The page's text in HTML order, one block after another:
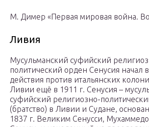
М. Димер «Первая мировая война.
Ливия
Мусульманский суфийский
политический орден Сенусия начал
действия против итальянских
Ливии ещё в 1911 г. Сенусия –
суфийский религиозно-
(братство) в Ливии и Судане,
1837 г. Великим Сенусси,